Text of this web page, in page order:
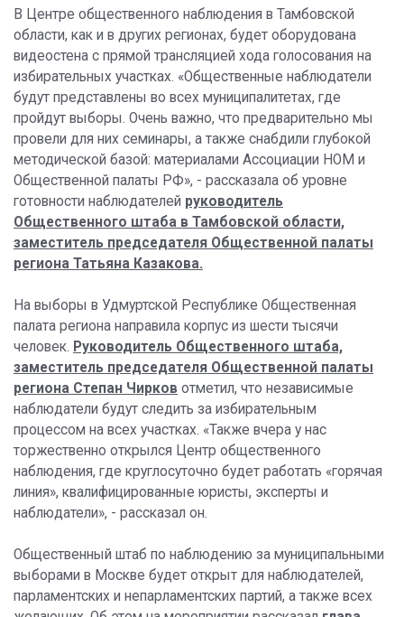
В Центре общественного наблюдения в Тамбовской
области, как и в других регионах, будет оборудована
видеостена с прямой трансляцией хода голосования на
избирательных участках. «Общественные наблюдатели
будут представлены во всех муниципалитетах, где
пройдут выборы. Очень важно, что предварительно мы
провели для них семинары, а также снабдили глубокой
методической базой: материалами Ассоциации НОМ и
Общественной палаты РФ», - рассказала об уровне
готовности наблюдателей руководитель
Общественного штаба в Тамбовской области,
заместитель председателя Общественной палаты
региона Татьяна Казакова.
На выборы в Удмуртской Республике Общественная
палата региона направила корпус из шести тысячи
человек. Руководитель Общественного штаба,
заместитель председателя Общественной палаты
региона Степан Чирков отметил, что независимые
наблюдатели будут следить за избирательным
процессом на всех участках. «Также вчера у нас
торжественно открылся Центр общественного
наблюдения, где круглосуточно будет работать «горячая
линия», квалифицированные юристы, эксперты и
наблюдатели», - рассказал он.
Общественный штаб по наблюдению за муниципальными
выборами в Москве будет открыт для наблюдателей,
парламентских и непарламентских партий, а также всех